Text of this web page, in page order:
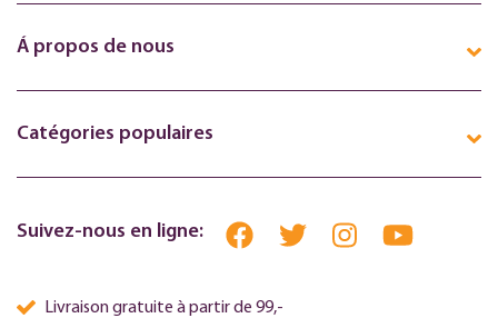
Á propos de nous
Catégories populaires
Suivez-nous en ligne:
Livraison gratuite à partir de 99,-